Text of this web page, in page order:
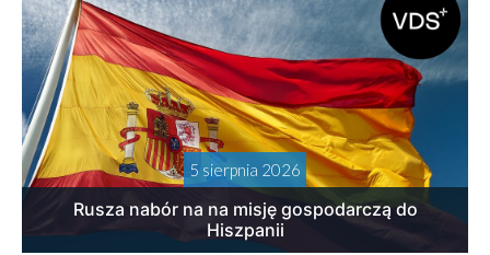
5 sierpnia 2026
Rusza nabór na na misję gospodarczą do
Hiszpanii